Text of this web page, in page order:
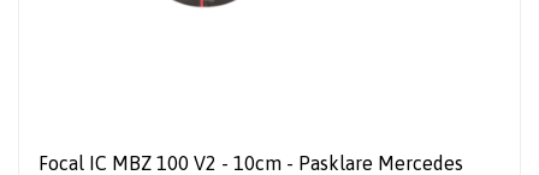
Focal IC MBZ 100 V2 - 10cm - Pasklare Mercedes